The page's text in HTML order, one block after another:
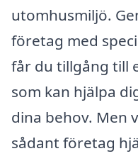
utomhusmiljö.
företag med
får du tillgång till
som kan hjälpa
dina behov. Men
sådant företag